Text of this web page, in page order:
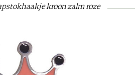
kroon zalm roze